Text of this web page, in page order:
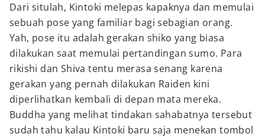
Dari situlah, Kintoki melepas kapaknya dan memulai
sebuah pose yang familiar bagi sebagian orang.
Yah, pose itu adalah gerakan shiko yang biasa
dilakukan saat memulai pertandingan sumo. Para
rikishi dan Shiva tentu merasa senang karena
gerakan yang pernah dilakukan Raiden kini
diperlihatkan kembali di depan mata mereka.
Buddha yang melihat tindakan sahabatnya tersebut
sudah tahu kalau Kintoki baru saja menekan tombol